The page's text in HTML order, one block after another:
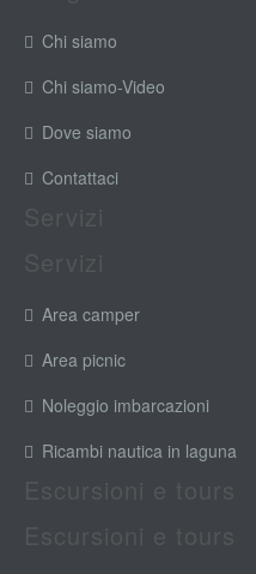
Chi siamo
Chi siamo-Video
Dove siamo
Contattaci
Area camper
Area picnic
Noleggio imbarcazioni
Ricambi nautica in laguna